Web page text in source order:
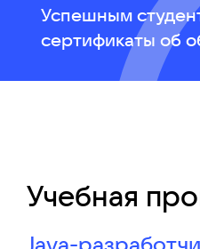
Успешным
сертификаты об
Учебная
Java-